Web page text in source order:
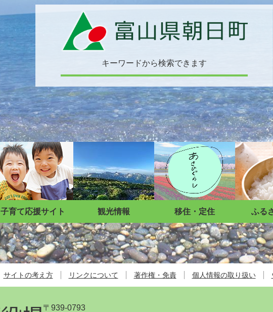
キーワードから検索できます
子育て応援サイト 観光情報 移住・定住 ふる
サイトの考え方 リンクについて 著作権・免責 個人情報の取り扱い
〒939-0793